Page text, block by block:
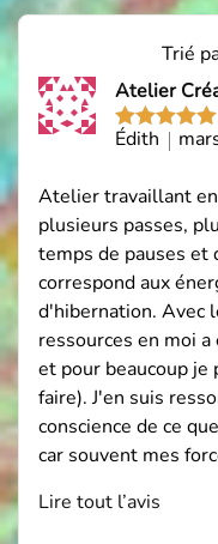
Trié
Note5
sur
Atelier
Édith
Atelier travaillant
plusieurs passes,
temps de pauses et
correspond aux
d'hibernation. Avec
ressources en moi
et pour beaucoup je
faire). J'en suis
conscience de ce
car souvent mes
Lire tout l’avis